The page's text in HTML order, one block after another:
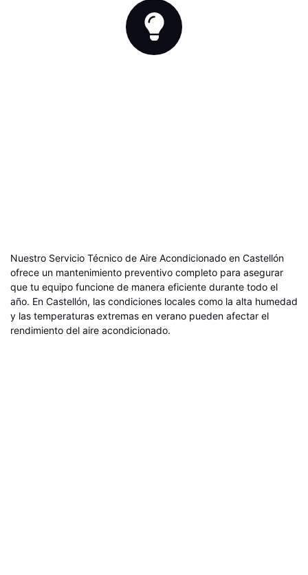
Nuestro Servicio Técnico de Aire Acondicionado en Castellón
ofrece un mantenimiento preventivo completo para asegurar
que tu equipo funcione de manera eficiente durante todo el
año. En Castellón, las condiciones locales como la alta humedad
y las temperaturas extremas en verano pueden afectar el
rendimiento del aire acondicionado.